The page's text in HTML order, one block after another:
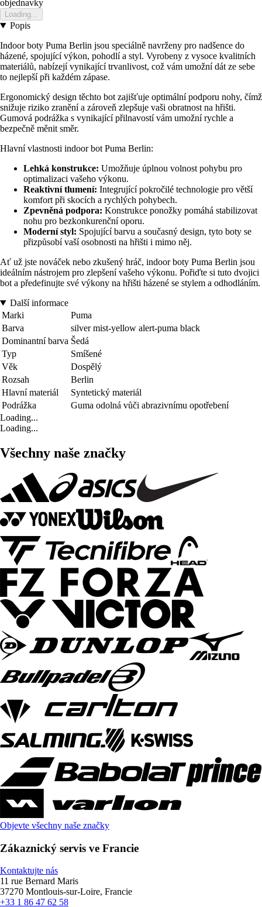
objednavky
Loading...
Popis
Indoor boty Puma Berlin jsou speciálně navrženy pro nadšence do
házené, spojující výkon, pohodlí a styl. Vyrobeny z vysoce kvalitních
materiálů, nabízejí vynikající trvanlivost, což vám umožní dát ze sebe
to nejlepší při každém zápase.
Ergonomický design těchto bot zajišťuje optimální podporu nohy, čímž
snižuje riziko zranění a zároveň zlepšuje vaši obratnost na hřišti.
Gumová podrážka s vynikající přilnavostí vám umožní rychle a
bezpečně měnit směr.
Hlavní vlastnosti indoor bot Puma Berlin:
Lehká konstrukce: Umožňuje úplnou volnost pohybu pro
optimalizaci vašeho výkonu.
Reaktivní tlumení: Integrující pokročilé technologie pro větší
komfort při skocích a rychlých pohybech.
Zpevněná podpora: Konstrukce ponožky pomáhá stabilizovat
nohu pro bezkonkurenční oporu.
Moderní styl: Spojující barvu a současný design, tyto boty se
přizpůsobí vaší osobnosti na hřišti i mimo něj.
Ať už jste nováček nebo zkušený hráč, indoor boty Puma Berlin jsou
ideálním nástrojem pro zlepšení vašeho výkonu. Pořiďte si tuto dvojici
bot a předefinujte své výkony na hřišti házené se stylem a odhodláním.
Další informace
Marki
Puma
Barva
silver mist-yellow alert-puma black
Dominantní barva Šedá
Typ
Smíšené
Věk
Dospělý
Rozsah
Berlin
Hlavní materiál
Syntetický materiál
Podrážka
Guma odolná vůči abrazivnímu opotřebení
Loading...
Loading...
Všechny naše značky
Objevte všechny naše značky
Zákaznický servis ve Francie
Kontaktujte nás
11 rue Bernard Maris
37270 Montlouis-sur-Loire, Francie
+33 1 86 47 62 58